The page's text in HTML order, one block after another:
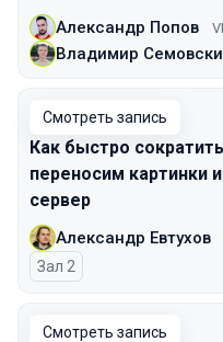
Александр Попов
Владимир
Смотреть запись
Как быстро
переносим картинки
сервер
Александр Евтухов
Зал 2
Смотреть запись